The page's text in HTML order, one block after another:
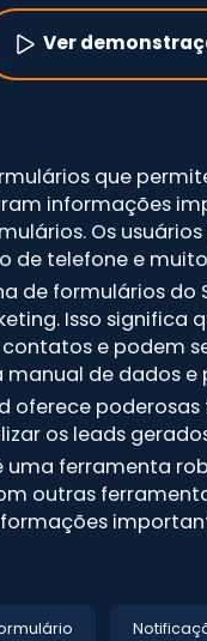
Ver
que
informações
Os
de telefone e
de formulários
Isso
e podem
manual de dados
oferece
os leads
ferramenta
outras